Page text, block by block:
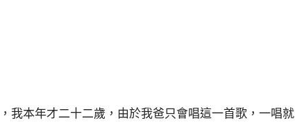
我本年才二十二歲，由於我爸只會唱這一首歌，一唱就